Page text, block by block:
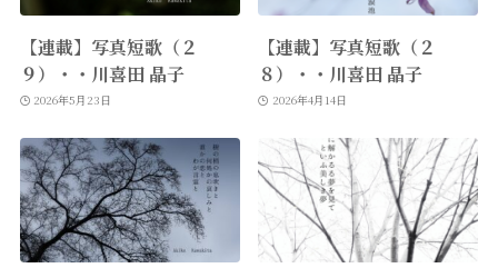
【連載】写真短歌（２
９）・・川喜田 晶子
2026年5月23日
【連載】写真短歌（２
８）・・川喜田 晶子
2026年4月14日